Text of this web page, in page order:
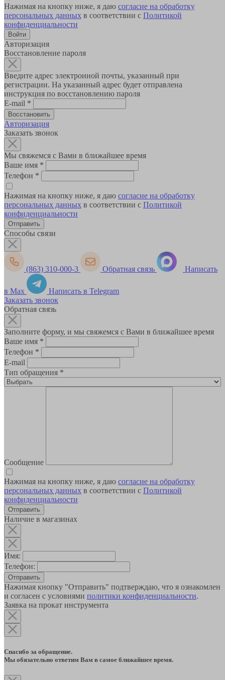
Нажимая на кнопку ниже, я даю согласие на обработку
персональных данных в соответствии с Политикой
конфиденциальности
Авторизация
Восстановление пароля
Введите адрес электронной почты, указанный при
регистрации. На указанный адрес будет отправлена
инструкция по восстановлению пароля
E-mail *
Авторизация
Заказать звонок
Мы свяжемся с Вами в ближайшее время
Ваше имя *
Телефон *
Нажимая на кнопку ниже, я даю согласие на обработку
персональных данных в соответствии с Политикой
конфиденциальности
Способы связи
(863) 310-000-3 Обратная связь Написать
в Max
Написать в Telegram
Заказать звонок
Обратная связь
Заполните форму, и мы свяжемся с Вами в ближайшее время
Ваше имя *
Телефон *
E-mail
Тип обращения *
Сообщение
Нажимая на кнопку ниже, я даю согласие на обработку
персональных данных в соответствии с Политикой
конфиденциальности
Наличие в магазинах
Имя:
Телефон:
Отправить
Нажимая кнопку "Отправить" подтверждаю, что я ознакомлен
и согласен с условиями политики конфиденциальности.
Заявка на прокат инструмента
Спасибо за обращение.
Мы обязательно ответим Вам в самое ближайшее время.